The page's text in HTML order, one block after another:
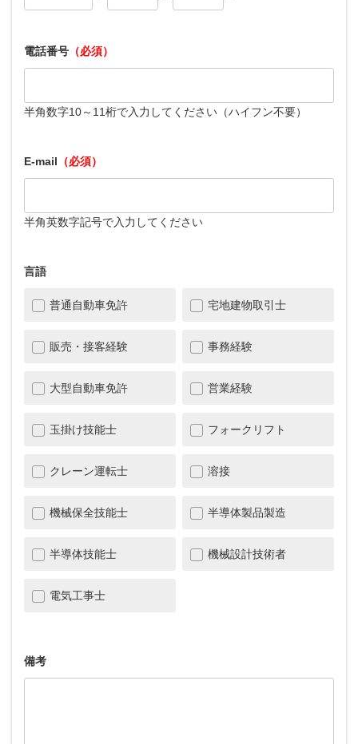
電話番号 （必須）
半角数字10～11桁で入力してください（ハイフン不要）
E-mail （必須）
半角英数字記号で入力してください
言語
普通自動車免許 宅地建物取引士
販売・接客経験 事務経験
大型自動車免許 営業経験
玉掛け技能士 フォークリフト
クレーン運転士 溶接
機械保全技能士 半導体製品製造
半導体技能士 機械設計技術者
電気工事士
備考